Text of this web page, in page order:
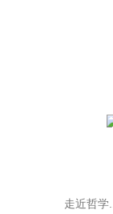
走近哲学...